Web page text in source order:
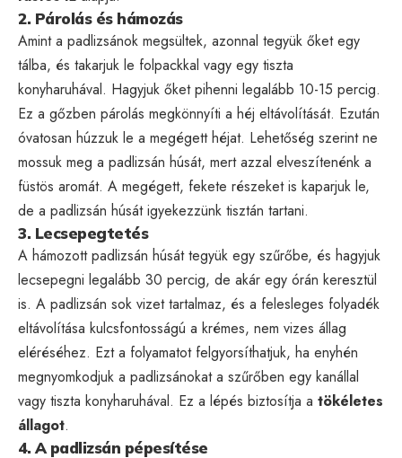
2. Párolás és hámozás
Amint a padlizsánok megsültek, azonnal tegyük őket egy
tálba, és takarjuk le folpackkal vagy egy tiszta
konyharuhával. Hagyjuk őket pihenni legalább 10-15 percig.
Ez a gőzben párolás megkönnyíti a héj eltávolítását. Ezután
óvatosan húzzuk le a megégett héjat. Lehetőség szerint ne
mossuk meg a padlizsán húsát, mert azzal elveszítenénk a
füstös aromát. A megégett, fekete részeket is kaparjuk le,
de a padlizsán húsát igyekezzünk tisztán tartani.
3. Lecsepegtetés
A hámozott padlizsán húsát tegyük egy szűrőbe, és hagyjuk
lecsepegni legalább 30 percig, de akár egy órán keresztül
is. A padlizsán sok vizet tartalmaz, és a felesleges folyadék
eltávolítása kulcsfontosságú a krémes, nem vizes állag
eléréséhez. Ezt a folyamatot felgyorsíthatjuk, ha enyhén
megnyomkodjuk a padlizsánokat a szűrőben egy kanállal
vagy tiszta konyharuhával. Ez a lépés biztosítja a tökéletes
állagot.
4. A padlizsán pépesítése